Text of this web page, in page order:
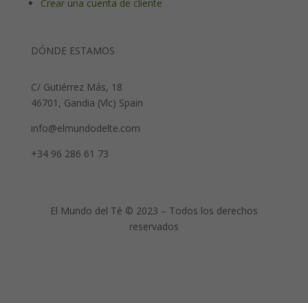
Crear una cuenta de cliente
DÓNDE ESTAMOS
C/ Gutiérrez Más, 18
46701, Gandia (Vlc) Spain
info@elmundodelte.com
+34 96 286 61 73
El Mundo del Té © 2023 – Todos los derechos
reservados